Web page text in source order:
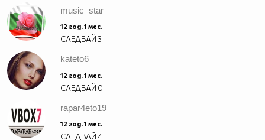
music_star
12 год. 1 мес.
СЛЕДВАЙ3
kateto6
12 год. 1 мес.
СЛЕДВАЙ 0
rapar4eto19
12 год. 1 мес.
СЛЕДВАЙ4